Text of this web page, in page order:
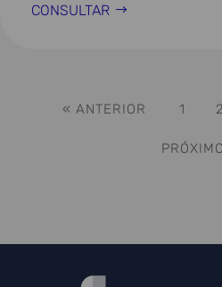
CONSULTAR
« ANTERIOR 1 2